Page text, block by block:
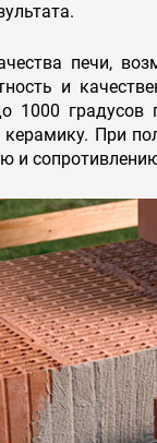
печи,
и
1000
При
и